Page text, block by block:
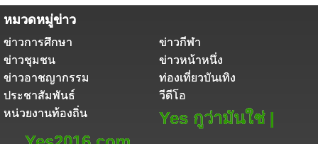
หมวดหมู่ข่าว
ข่าวการศึกษา
ข่าวกีฬา
ข่าวชุมชน
ข่าวหน้าหนึ่ง
ข่าวอาชญากรรม
ท่องเที่ยวบันเทิง
ประชาสัมพันธ์
วีดีโอ
หน่วยงานท้องถิ่น
Yes กูว่ามันใช่ |